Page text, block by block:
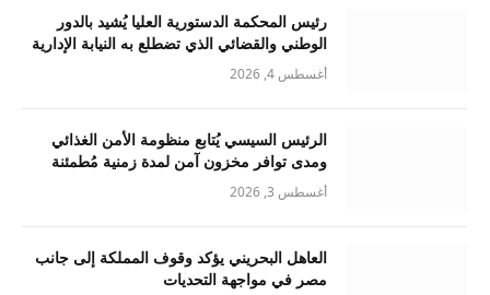
رئيس المحكمة الدستورية العليا يُشيد بالدور
الوطني والقضائي الذي تضطلع به النيابة الإدارية
أغسطس 4, 2026
الرئيس السيسي يُتابع منظومة الأمن الغذائي
ومدى توافر مخزون آمن لمدة زمنية مُطمئنة
أغسطس 3, 2026
العاهل البحريني يؤكد وقوف المملكة إلى جانب
مصر في مواجهة التحديات